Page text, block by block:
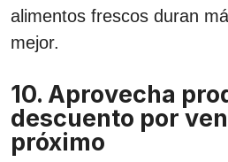
alimentos frescos duran
mejor.
10. Aprovecha
descuento por
próximo